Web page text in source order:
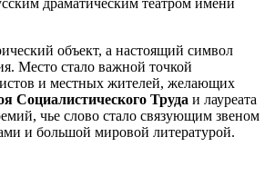
объект, а настоящий символ
Место стало важной точкой
и местных жителей, желающих
Социалистического Труда и лауреата
чье слово стало связующим звеном
и большой мировой литературой.